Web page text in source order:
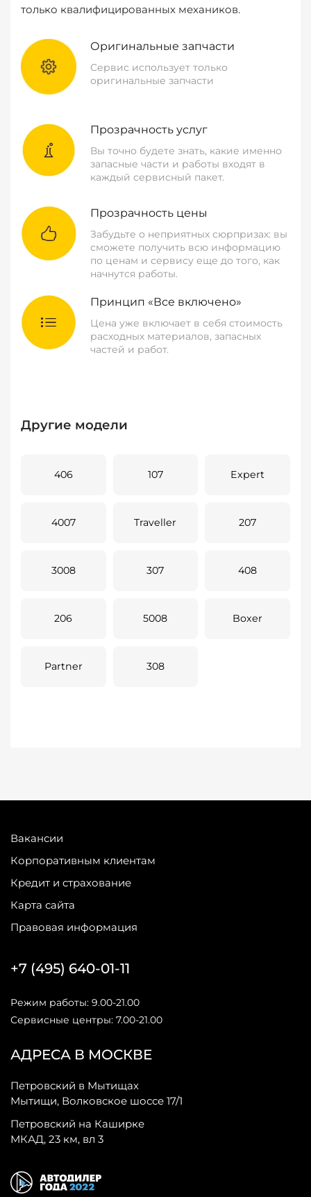
только квалифицированных механиков.
Оригинальные запчасти
Сервис использует только
оригинальные запчасти
Прозрачность услуг
Вы точно будете знать, какие именно
запасные части и работы входят в
каждый сервисный пакет.
Прозрачность цены
Забудьте о неприятных сюрпризах: вы
сможете получить всю информацию
по ценам и сервису еще до того, как
начнутся работы.
Принцип «Все включено»
Цена уже включает в себя стоимость
расходных материалов, запасных
частей и работ.
Другие модели
406 107 Expert
4007 Traveller 207
3008 307 408
206 5008 Boxer
Partner 308
Вакансии
Корпоративным клиентам
Кредит и страхование
Карта сайта
Правовая информация
АДРЕСА В МОСКВЕ
Петровский в Мытищах
Мытищи, Волковское шоссе 17/1
Петровский на Каширке
МКАД, 23 км, вл 3
+7 (495) 640-01-11
Режим работы: 9.00-21.00
Сервисные центры: 7.00-21.00